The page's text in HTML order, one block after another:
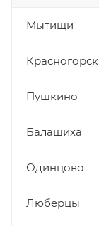
Мытищи
Красногорск
Пушкино
Балашиха
Одинцово
Люберцы